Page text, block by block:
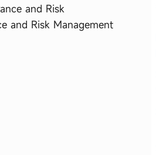
and Risk
and Risk Management